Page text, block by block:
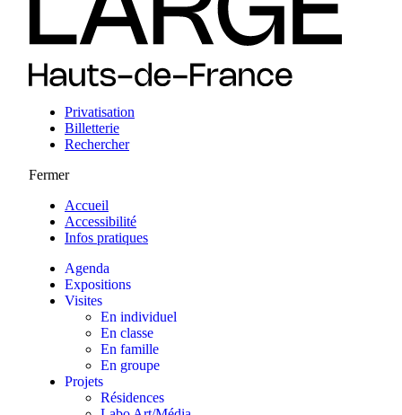
Privatisation
Billetterie
Rechercher
Fermer
Accueil
Accessibilité
Infos pratiques
Agenda
Expositions
Visites
En individuel
En classe
En famille
En groupe
Projets
Résidences